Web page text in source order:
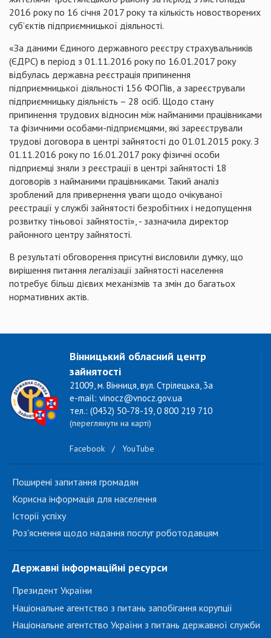
2016 року по 16 січня 2017 року та кількість новостворених
суб’єктів підприємницької діяльності.
«За даними Єдиного державного реєстру страхувальників
(ЄДРС) в період з 01.11.2016 року по 16.01.2017 року
відбулась державна реєстрація припинення
підприємницької діяльності 156 ФОПів, а зареєстрували
підприємницьку діяльність – 28 осіб. Щодо стану
припинення трудових відносин між найманими працівниками
та фізичними особами-підприємцями, які зареєстрували
трудові договора в центрі зайнятості до 01.01.2015 року. З
01.11.2016 року по 16.01.2017 року фізичні особи
підприємці зняли з реєстрації в центрі зайнятості 18
договорів з найманими працівниками. Такий аналіз
зроблений для привернення уваги щодо очікуваної
реєстрації у службі зайнятості безробітних і недопущення
розвитку тіньової зайнятості», - зазначила директор
районного центру зайнятості.
В результаті обговорення присутні висловили думку, що
вирішення питання легалізації зайнятості населення
потребує більш дієвих механізмів та змін до багатьох
нормативних актів.
Вінницький обласний центр
зайнятості
21009, м. Вінниця, вул. Стрілецька, 3а
e-mail: vinocz@vnocz.gov.ua
тел.: (0432) 50-78-19, 0 800 219 710
(переглянути на карті)
Facebook / YouTube
Поширені запитання громадян
Корисна інформація для населення
Історії успіху
Роз'яснення щодо надання послуг роботодавцям
Державні інформаційні ресурси
Президент України
Національне агентство з питань запобігання корупції
Національне агентство України з питань державної служби